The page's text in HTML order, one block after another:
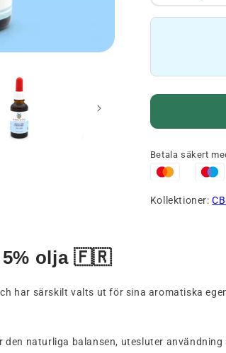
Betala säkert
Kollektioner:
5% olja 🇫🇷
har särskilt valts ut för sina aromatiska
naturliga balansen, utesluter